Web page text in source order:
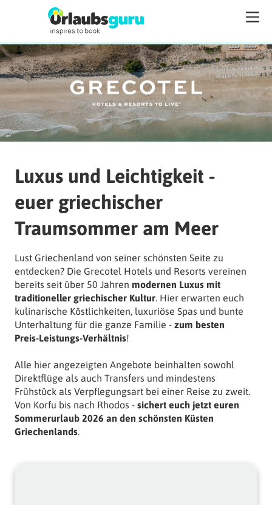
Luxus und Leichtigkeit -
euer griechischer
Traumsommer am Meer
Lust Griechenland von seiner schönsten Seite zu
entdecken? Die Grecotel Hotels und Resorts vereinen
bereits seit über 50 Jahren modernen Luxus mit
traditioneller griechischer Kultur. Hier erwarten euch
kulinarische Köstlichkeiten, luxuriöse Spas und bunte
Unterhaltung für die ganze Familie - zum besten
Preis-Leistungs-Verhältnis!
Alle hier angezeigten Angebote beinhalten sowohl
Direktflüge als auch Transfers und mindestens
Frühstück als Verpflegungsart bei einer Reise zu zweit.
Von Korfu bis nach Rhodos - sichert euch jetzt euren
Sommerurlaub 2026 an den schönsten Küsten
Griechenlands.